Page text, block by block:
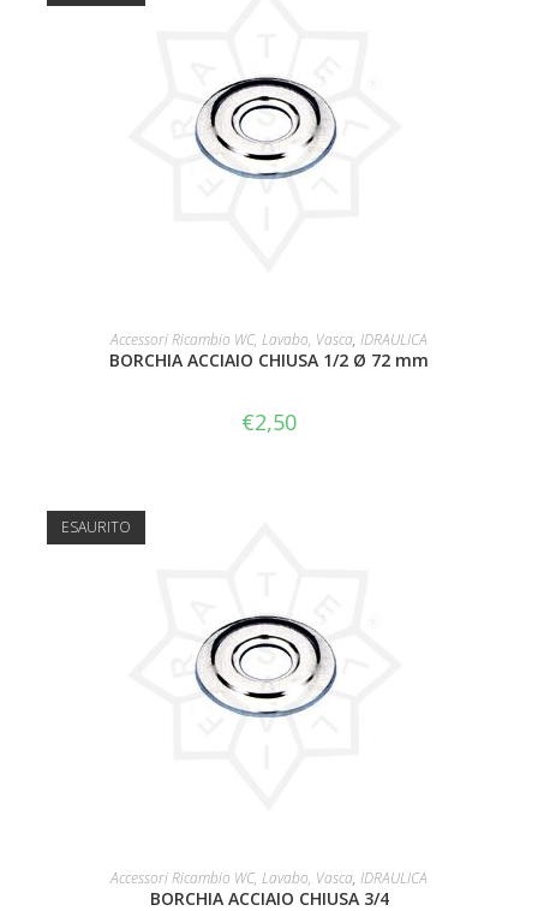
LEGGI TUTTO
Accessori Ricambio WC, Lavabo, Vasca, IDRAULICA
BORCHIA ACCIAIO CHIUSA 1/2 Ø 72 mm
€2,50
ESAURITO
LEGGI TUTTO
Accessori Ricambio WC, Lavabo, Vasca, IDRAULICA
BORCHIA ACCIAIO CHIUSA 3/4